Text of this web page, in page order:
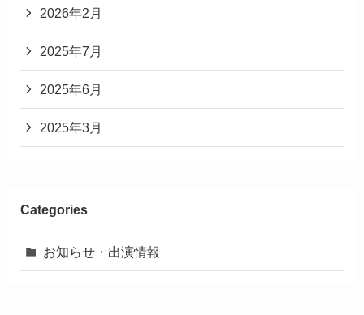
2026年2月
2025年7月
2025年6月
2025年3月
Categories
お知らせ・出演情報